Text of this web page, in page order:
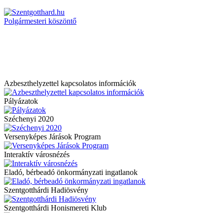
Polgármesteri köszöntő
Azbeszthelyzettel kapcsolatos információk
Pályázatok
Széchenyi 2020
Versenyképes Járások Program
Interaktív városnézés
Eladó, bérbeadó önkormányzati ingatlanok
Szentgotthárdi Hadiösvény
Szentgotthárdi Honismereti Klub